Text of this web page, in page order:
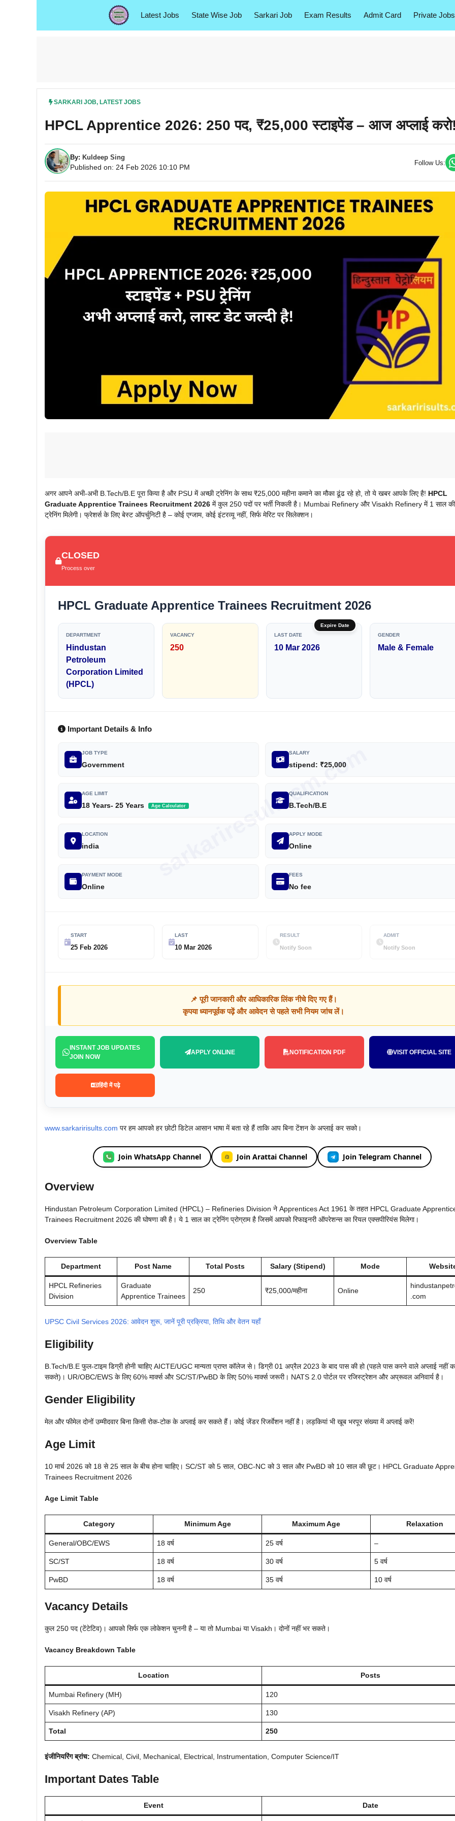
Latest Jobs State Wise Job Sarkari Job Exam Results Admit Card Private Jobs
SARKARI JOB, LATEST JOBS
HPCL Apprentice 2026: 250 पद, ₹25,000 स्टाइपेंड – आज अप्लाई करो!
By: Kuldeep Sing
Published on: 24 Feb 2026 10:10 PM
Follow Us:
अगर आपने अभी-अभी B.Tech/B.E पूरा किया है और PSU में अच्छी ट्रेनिंग के साथ ₹25,000 महीना कमाने का मौका ढूंढ रहे हो, तो ये खबर आपके लिए है! HPCL
Graduate Apprentice Trainees Recruitment 2026 में कुल 250 पदों पर भर्ती निकली है। Mumbai Refinery और Visakh Refinery में 1 साल की
ट्रेनिंग मिलेगी। फ्रेशर्स के लिए बेस्ट ऑपर्चुनिटी है – कोई एग्जाम, कोई इंटरव्यू नहीं, सिर्फ मेरिट पर सिलेक्शन।
CLOSED
Process over
HPCL Graduate Apprentice Trainees Recruitment 2026
DEPARTMENT
Hindustan
Petroleum
Corporation Limited
(HPCL)
VACANCY
250
Expire Date
LAST DATE
10 Mar 2026
GENDER
Male & Female
sarkariresultscm.com
Important Details & Info
JOB TYPE
Government
SALARY
stipend: ₹25,000
AGE LIMIT
18 Years- 25 Years Age Calculator
QUALIFICATION
B.Tech/B.E
LOCATION
india
APPLY MODE
Online
PAYMENT MODE
Online
FEES
No fee
START
25 Feb 2026
LAST
10 Mar 2026
RESULT
Notify Soon
ADMIT
Notify Soon
📌 पूरी जानकारी और आधिकारिक लिंक नीचे दिए गए हैं।
कृपया ध्यानपूर्वक पढ़ें और आवेदन से पहले सभी नियम जांच लें।
INSTANT JOB UPDATES
JOIN NOW
APPLY ONLINE NOTIFICATION PDF VISIT OFFICIAL SITE
हिंदी में पढ़े
www.sarkaririsults.com पर हम आपको हर छोटी डिटेल आसान भाषा में बता रहे हैं ताकि आप बिना टेंशन के अप्लाई कर सको।
Join WhatsApp Channel Join Arattai Channel Join Telegram Channel
Overview
Hindustan Petroleum Corporation Limited (HPCL) – Refineries Division ने Apprentices Act 1961 के तहत HPCL Graduate
Trainees Recruitment 2026 की घोषणा की है। ये 1 साल का ट्रेनिंग प्रोग्राम है जिसमें आपको रिफाइनरी ऑपरेशन्स का रियल एक्सपीरियंस मिलेगा।
Overview Table
Department Post Name Total Posts Salary (Stipend) Mode
HPCL Refineries
Division
Graduate
Apprentice Trainees
250 ₹25,000/महीना Online
.com
UPSC Civil Services 2026: आवेदन शुरू, जानें पूरी प्रक्रिया, तिथि और वेतन यहाँ
Eligibility
B.Tech/B.E फुल-टाइम डिग्री होनी चाहिए AICTE/UGC मान्यता प्राप्त कॉलेज से। डिग्री 01 अप्रैल 2023 के बाद पास की हो (पहले पास करने वाले अप्लाई नहीं
सकते)। UR/OBC/EWS के लिए 60% मार्क्स और SC/ST/PwBD के लिए 50% मार्क्स जरूरी। NATS 2.0 पोर्टल पर रजिस्ट्रेशन और अप्रूवल अनिवार्य है।
Gender Eligibility
मेल और फीमेल दोनों उम्मीदवार बिना किसी रोक-टोक के अप्लाई कर सकते हैं। कोई जेंडर रिजर्वेशन नहीं है। लड़कियां भी खूब भरपूर संख्या में अप्लाई करें!
Age Limit
10 मार्च 2026 को 18 से 25 साल के बीच होना चाहिए। SC/ST को 5 साल, OBC-NC को 3 साल और PwBD को 10 साल की छूट। HPCL Graduate
Trainees Recruitment 2026
Age Limit Table
Category Minimum Age Maximum Age Relaxation
General/OBC/EWS 18 वर्ष 25 वर्ष –
SC/ST 18 वर्ष 30 वर्ष 5 वर्ष
PwBD 18 वर्ष 35 वर्ष 10 वर्ष
Vacancy Details
कुल 250 पद (टेंटेटिव)। आपको सिर्फ एक लोकेशन चुननी है – या तो Mumbai या Visakh। दोनों नहीं भर सकते।
Vacancy Breakdown Table
Location Posts
Mumbai Refinery (MH) 120
Visakh Refinery (AP) 130
Total 250
इंजीनियरिंग ब्रांच: Chemical, Civil, Mechanical, Electrical, Instrumentation, Computer Science/IT
Important Dates Table
Event Date